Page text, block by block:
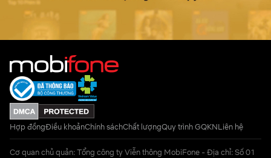
Hợp đồngĐiều khoảnChính sáchChất lượngQuy trình GQKNLiên hệ
Cơ quan chủ quản: Tổng công ty Viễn thông MobiFone - Địa chỉ: Số 01